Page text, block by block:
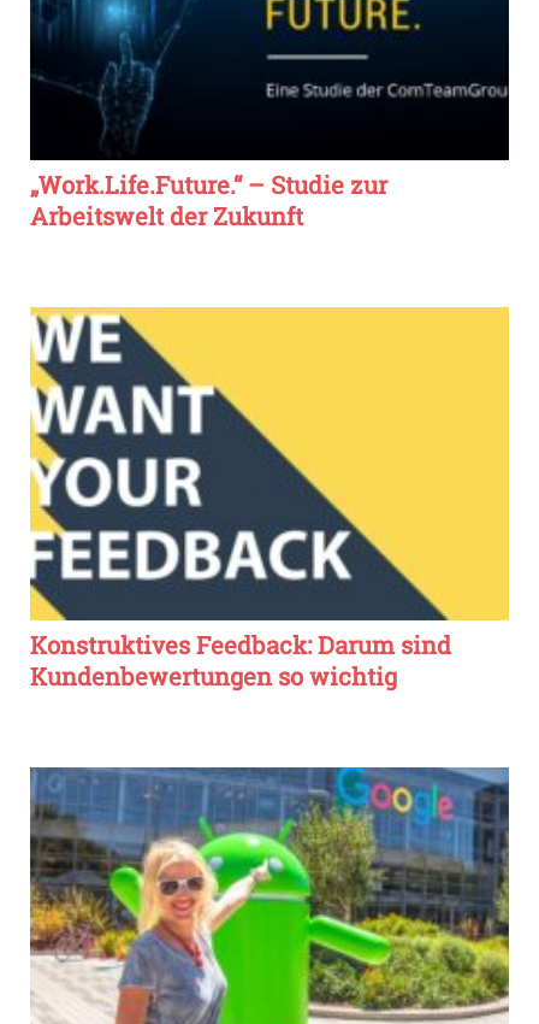
„Work.Life.Future.“ – Studie zur
Arbeitswelt der Zukunft
Konstruktives Feedback: Darum sind
Kundenbewertungen so wichtig